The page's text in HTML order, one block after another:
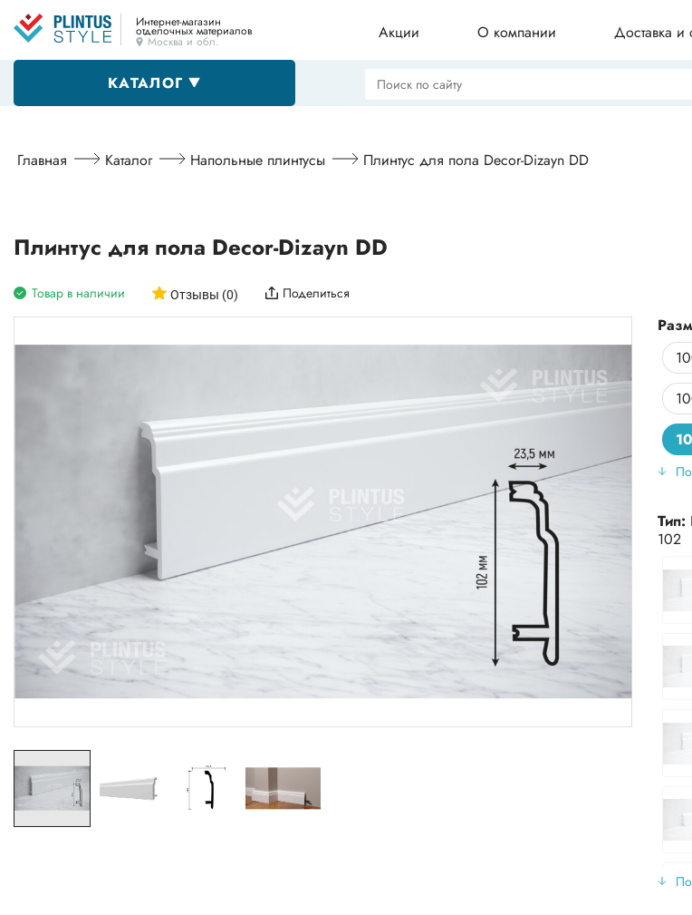
Интернет-магазин
отделочных материалов
Москва и обл. Акции О компании Доставка и
КАТАЛОГ
Напольные плинтусы Потолочные плинтусы
Пороги
Комплектующие для
Резиновые коврики
Главная Каталог Напольные плинтусы Плинтус для пола Decor-Dizayn DD
Плинтус для пола Decor-Dizayn DD
Товар в наличии Отзывы (0) Поделиться
Тип:
102